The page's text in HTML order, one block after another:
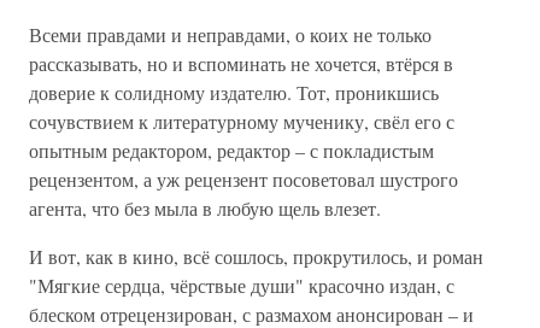
Всеми правдами и неправдами, о коих не только
рассказывать, но и вспоминать не хочется, втёрся в
доверие к солидному издателю. Тот, проникшись
сочувствием к литературному мученику, свёл его с
опытным редактором, редактор – с покладистым
рецензентом, а уж рецензент посоветовал шустрого
агента, что без мыла в любую щель влезет.
И вот, как в кино, всё сошлось, прокрутилось, и роман
"Мягкие сердца, чёрствые души" красочно издан, с
блеском отрецензирован, с размахом анонсирован – и